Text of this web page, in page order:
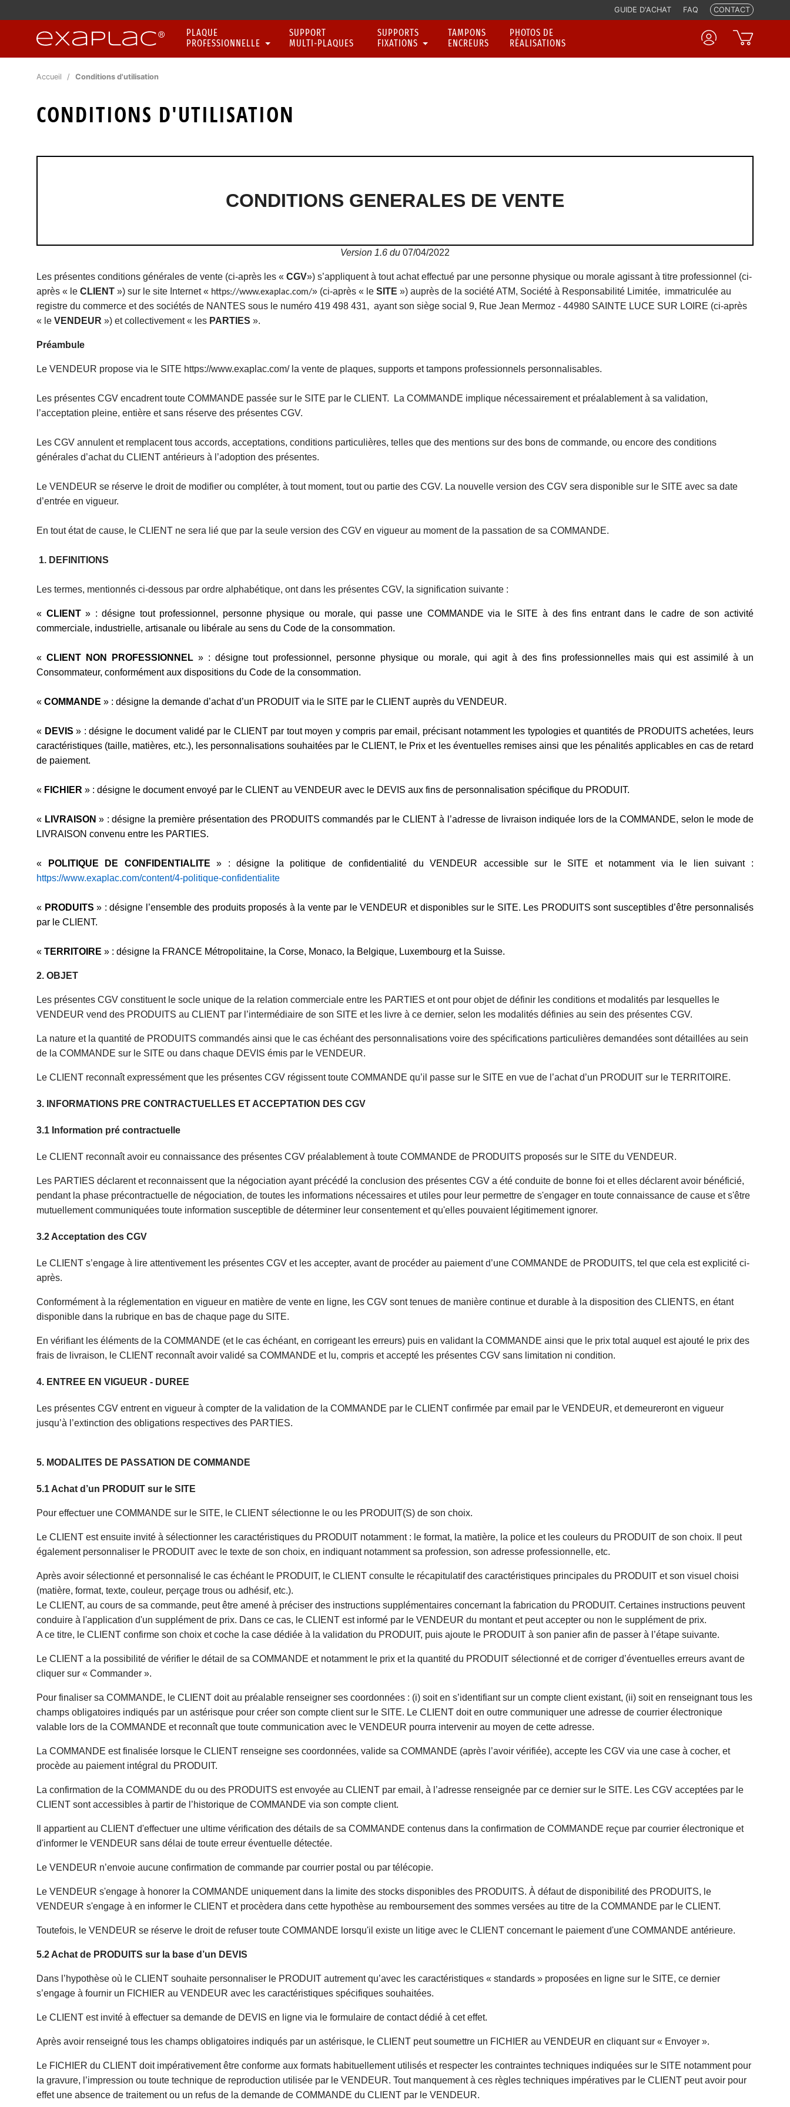
PLAQUE
PROFESSIONNELLE
SUPPORT
MULTI‑PLAQUES
SUPPORTS
FIXATIONS
TAMPONS
ENCREURS
PHOTOS DE
RÉALISATIONS
GUIDE D'ACHAT FAQ CONTACT
Accueil Conditions d'utilisation
CONDITIONS D'UTILISATION
CONDITIONS GENERALES DE VENTE
Version 1.6 du 07/04/2022
Les présentes conditions générales de vente (ci-après les « CGV») s’appliquent à tout achat effectué par une personne physique ou morale agissant à titre professionnel (ci-
après « le CLIENT ») sur le site Internet « https://www.exaplac.com/» (ci-après « le SITE ») auprès de la société ATM, Société à Responsabilité Limitée, immatriculée au
registre du commerce et des sociétés de NANTES sous le numéro 419 498 431, ayant son siège social 9, Rue Jean Mermoz - 44980 SAINTE LUCE SUR LOIRE (ci-après
« le VENDEUR ») et collectivement « les PARTIES ».
Préambule
Le VENDEUR propose via le SITE https://www.exaplac.com/la vente de plaques, supports et tampons professionnels personnalisables.
Les présentes CGV encadrent toute COMMANDE passée sur le SITE par le CLIENT. La COMMANDE implique nécessairement et préalablement à sa validation,
l’acceptation pleine, entière et sans réserve des présentes CGV.
Les CGV annulent et remplacent tous accords, acceptations, conditions particulières, telles que des mentions sur des bons de commande, ou encore des conditions
générales d’achat du CLIENT antérieurs à l’adoption des présentes.
Le VENDEUR se réserve le droit de modifier ou compléter, à tout moment, tout ou partie des CGV. La nouvelle version des CGV sera disponible sur le SITE avec sa date
d’entrée en vigueur.
En tout état de cause, le CLIENT ne sera lié que par la seule version des CGV en vigueur au moment de la passation de sa COMMANDE.
1. DEFINITIONS
Les termes, mentionnés ci-dessous par ordre alphabétique, ont dans les présentes CGV, la signification suivante :
« CLIENT» : désigne tout professionnel, personne physique ou morale, qui passe une COMMANDE via le SITE à des fins entrant dans le cadre de son activité
commerciale, industrielle, artisanale ou libérale au sens du Code de la consommation.
« CLIENT NON PROFESSIONNEL» : désigne tout professionnel, personne physique ou morale, qui agit à des fins professionnelles mais qui est assimilé à un
Consommateur, conformément aux dispositions du Code de la consommation.
« COMMANDE » : désigne la demande d’achat d’un PRODUIT via le SITE par le CLIENT auprès du VENDEUR.
« DEVIS » : désigne le document validé par le CLIENT par tout moyen y compris par email, précisant notamment les typologies et quantités de PRODUITS achetées, leurs
caractéristiques (taille, matières, etc.), les personnalisations souhaitées par le CLIENT, le Prix et les éventuelles remises ainsi que les pénalités applicables en cas de retard
de paiement.
« FICHIER » : désigne le document envoyé par le CLIENT au VENDEUR avec le DEVIS aux fins de personnalisation spécifique du PRODUIT.
« LIVRAISON » : désigne la première présentation des PRODUITS commandés par le CLIENT à l’adresse de livraison indiquée lors de la COMMANDE, selon le mode de
LIVRAISON convenu entre les PARTIES.
« POLITIQUE DE CONFIDENTIALITE » : désigne la politique de confidentialité du VENDEUR accessible sur le SITE et notamment via le lien suivant :
https://www.exaplac.com/content/4-politique-confidentialite
« PRODUITS» : désigne l’ensemble des produits proposés à la vente par le VENDEUR et disponibles sur le SITE. Les PRODUITS sont susceptibles d’être personnalisés
par le CLIENT.
« TERRITOIRE » : désigne la FRANCE Métropolitaine, la Corse, Monaco, la Belgique, Luxembourg et la Suisse.
2. OBJET
Les présentes CGV constituent le socle unique de la relation commerciale entre les PARTIES et ont pour objet de définir les conditions et modalités par lesquelles le
VENDEUR vend des PRODUITS au CLIENT par l’intermédiaire de son SITE et les livre à ce dernier, selon les modalités définies au sein des présentes CGV.
La nature et la quantité de PRODUITS commandés ainsi que le cas échéant des personnalisations voire des spécifications particulières demandées sont détaillées au sein
de la COMMANDE sur le SITE ou dans chaque DEVIS émis par le VENDEUR.
Le CLIENT reconnaît expressément que les présentes CGV régissent toute COMMANDE qu’il passe sur le SITE en vue de l’achat d’un PRODUIT sur le TERRITOIRE.
3. INFORMATIONS PRE CONTRACTUELLES ET ACCEPTATION DES CGV
3.1 Information pré contractuelle
Le CLIENT reconnaît avoir eu connaissance des présentes CGV préalablement à toute COMMANDE de PRODUITS proposés sur le SITE du VENDEUR.
Les PARTIES déclarent et reconnaissent que la négociation ayant précédé la conclusion des présentes CGV a été conduite de bonne foi et elles déclarent avoir bénéficié,
pendant la phase précontractuelle de négociation, de toutes les informations nécessaires et utiles pour leur permettre de s'engager en toute connaissance de cause et s'être
mutuellement communiquées toute information susceptible de déterminer leur consentement et qu'elles pouvaient légitimement ignorer.
3.2 Acceptation des CGV
Le CLIENT s’engage à lire attentivement les présentes CGV et les accepter, avant de procéder au paiement d’une COMMANDE de PRODUITS, tel que cela est explicité ci-
après.
Conformément à la réglementation en vigueur en matière de vente en ligne, les CGV sont tenues de manière continue et durable à la disposition des CLIENTS, en étant
disponible dans la rubrique en bas de chaque page du SITE.
En vérifiant les éléments de la COMMANDE (et le cas échéant, en corrigeant les erreurs) puis en validant la COMMANDE ainsi que le prix total auquel est ajouté le prix des
frais de livraison, le CLIENT reconnaît avoir validé sa COMMANDE et lu, compris et accepté les présentes CGV sans limitation ni condition.
4. ENTREE EN VIGUEUR - DUREE
Les présentes CGV entrent en vigueur à compter de la validation de la COMMANDE par le CLIENT confirmée par email par le VENDEUR, et demeureront en vigueur
jusqu’à l’extinction des obligations respectives des PARTIES.
5. MODALITES DE PASSATION DE COMMANDE
5.1 Achat d’un PRODUIT sur le SITE
Pour effectuer une COMMANDE sur le SITE, le CLIENT sélectionne le ou les PRODUIT(S) de son choix.
Le CLIENT est ensuite invité à sélectionner les caractéristiques du PRODUIT notamment : le format, la matière, la police et les couleurs du PRODUIT de son choix. Il peut
également personnaliser le PRODUIT avec le texte de son choix, en indiquant notamment sa profession, son adresse professionnelle, etc.
Après avoir sélectionné et personnalisé le cas échéant le PRODUIT, le CLIENT consulte le récapitulatif des caractéristiques principales du PRODUIT et son visuel choisi
(matière, format, texte, couleur, perçage trous ou adhésif, etc.).
Le CLIENT, au cours de sa commande, peut être amené à préciser des instructions supplémentaires concernant la fabrication du PRODUIT. Certaines instructions peuvent
conduire à l'application d'un supplément de prix. Dans ce cas, le CLIENT est informé par le VENDEUR du montant et peut accepter ou non le supplément de prix.
A ce titre, le CLIENT confirme son choix et coche la case dédiée à la validation du PRODUIT, puis ajoute le PRODUIT à son panier afin de passer à l’étape suivante.
Le CLIENT a la possibilité de vérifier le détail de sa COMMANDE et notamment le prix et la quantité du PRODUIT sélectionné et de corriger d’éventuelles erreurs avant de
cliquer sur « Commander ».
Pour finaliser sa COMMANDE, le CLIENT doit au préalable renseigner ses coordonnées : (i) soit en s’identifiant sur un compte client existant, (ii) soit en renseignant tous les
champs obligatoires indiqués par un astérisque pour créer son compte client sur le SITE. Le CLIENT doit en outre communiquer une adresse de courrier électronique
valable lors de la COMMANDE et reconnaît que toute communication avec le VENDEUR pourra intervenir au moyen de cette adresse.
La COMMANDE est finalisée lorsque le CLIENT renseigne ses coordonnées, valide sa COMMANDE (après l’avoir vérifiée), accepte les CGV via une case à cocher, et
procède au paiement intégral du PRODUIT.
La confirmation de la COMMANDE du ou des PRODUITS est envoyée au CLIENT par email, à l’adresse renseignée par ce dernier sur le SITE. Les CGV acceptées par le
CLIENT sont accessibles à partir de l’historique de COMMANDE via son compte client.
Il appartient au CLIENT d'effectuer une ultime vérification des détails de sa COMMANDE contenus dans la confirmation de COMMANDE reçue par courrier électronique et
d'informer le VENDEUR sans délai de toute erreur éventuelle détectée.
Le VENDEUR n’envoie aucune confirmation de commande par courrier postal ou par télécopie.
Le VENDEUR s'engage à honorer la COMMANDE uniquement dans la limite des stocks disponibles des PRODUITS. À défaut de disponibilité des PRODUITS, le
VENDEUR s'engage à en informer le CLIENT et procèdera dans cette hypothèse au remboursement des sommes versées au titre de la COMMANDE par le CLIENT.
Toutefois, le VENDEUR se réserve le droit de refuser toute COMMANDE lorsqu'il existe un litige avec le CLIENT concernant le paiement d'une COMMANDE antérieure.
5.2 Achat de PRODUITS sur la base d’un DEVIS
Dans l’hypothèse où le CLIENT souhaite personnaliser le PRODUIT autrement qu’avec les caractéristiques « standards » proposées en ligne sur le SITE, ce dernier
s’engage à fournir un FICHIER au VENDEUR avec les caractéristiques spécifiques souhaitées.
Le CLIENT est invité à effectuer sa demande de DEVIS en ligne via le formulaire de contact dédié à cet effet.
Après avoir renseigné tous les champs obligatoires indiqués par un astérisque, le CLIENT peut soumettre un FICHIER au VENDEUR en cliquant sur « Envoyer ».
Le FICHIER du CLIENT doit impérativement être conforme aux formats habituellement utilisés et respecter les contraintes techniques indiquées sur le SITE notamment pour
la gravure, l’impression ou toute technique de reproduction utilisée par le VENDEUR. Tout manquement à ces règles techniques impératives par le CLIENT peut avoir pour
effet une absence de traitement ou un refus de la demande de COMMANDE du CLIENT par le VENDEUR.